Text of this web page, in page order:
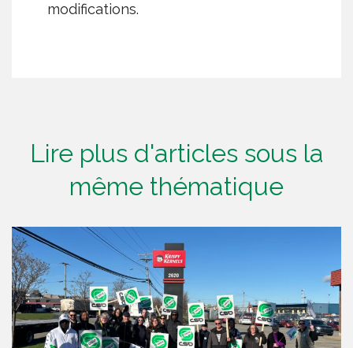
modifications.
Lire plus d'articles sous la
même thématique